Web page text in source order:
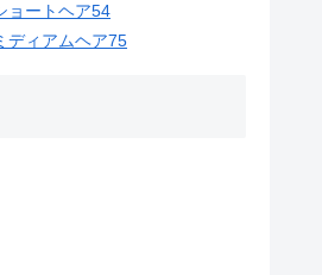
ョートヘア54
ディアムヘア75